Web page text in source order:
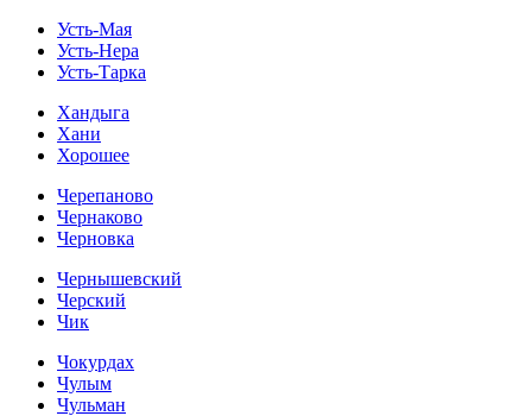
Усть-Мая
Усть-Нера
Усть-Тарка
Хандыга
Хани
Хорошее
Черепаново
Чернаково
Черновка
Чернышевский
Черский
Чик
Чокурдах
Чулым
Чульман